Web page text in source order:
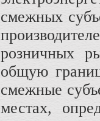
смежных
розничных
общую
смежные
местах,